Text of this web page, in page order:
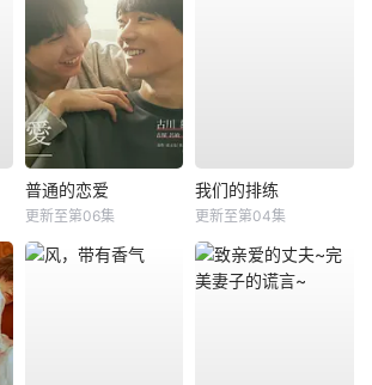
普通的恋爱
更新至第06集
我们的排练
更新至第04集